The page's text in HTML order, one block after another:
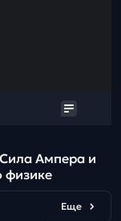
Ампера и
физике
Еще